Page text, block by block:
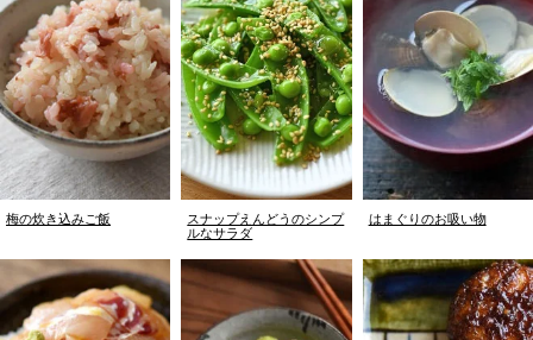
梅の炊き込みご飯
スナップえんどうのシンプ
ルなサラダ
はまぐりのお吸い物